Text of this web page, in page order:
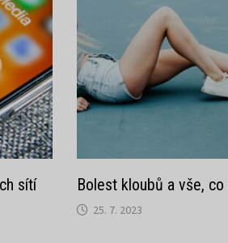
sítí Bolest kloubů a vše,
25. 7. 2023